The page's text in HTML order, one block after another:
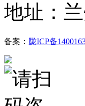
地址：
备案： 陇ICP备